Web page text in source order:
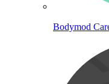
Bodymod